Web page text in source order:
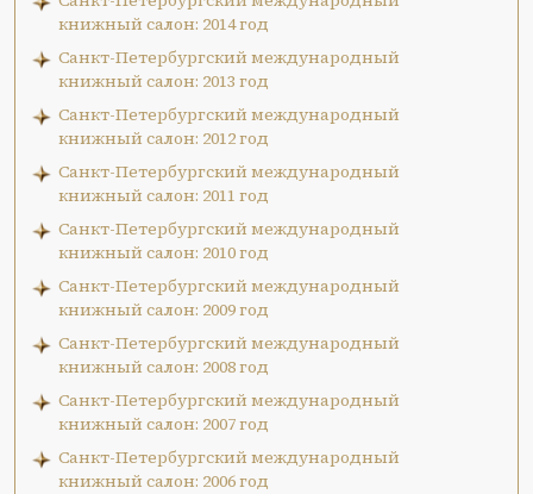
книжный салон: 2014 год
Санкт-Петербургский международный
книжный салон: 2013 год
Санкт-Петербургский международный
книжный салон: 2012 год
Санкт-Петербургский международный
книжный салон: 2011 год
Санкт-Петербургский международный
книжный салон: 2010 год
Санкт-Петербургский международный
книжный салон: 2009 год
Санкт-Петербургский международный
книжный салон: 2008 год
Санкт-Петербургский международный
книжный салон: 2007 год
Санкт-Петербургский международный
книжный салон: 2006 год